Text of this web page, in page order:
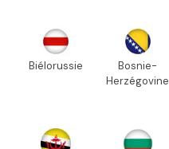
Biélorussie
Bosnie-
Herzégovine